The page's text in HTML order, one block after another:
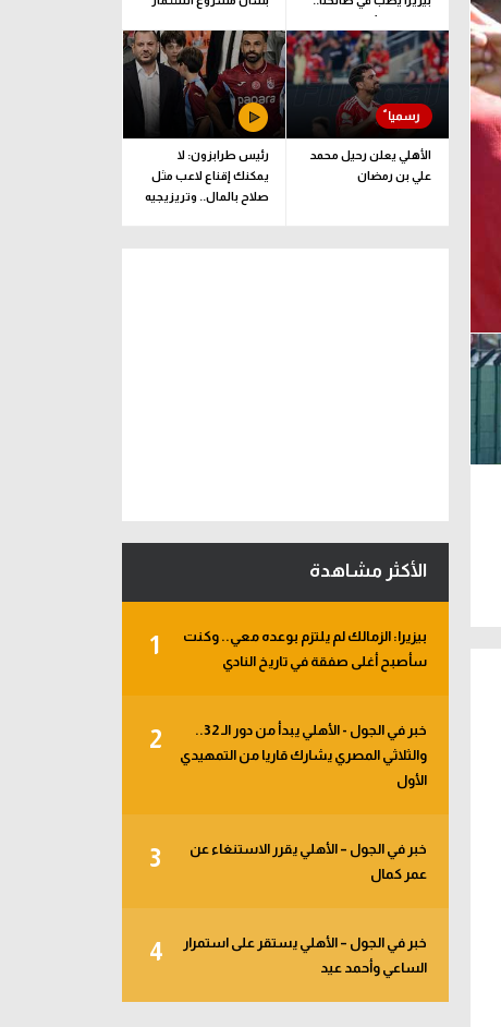
وقرارنا نهائي
الأهلي يعلن رحيل محمد
علي بن رمضان
رئيس طرابزون: لا
يمكنك إقناع لاعب مثل
صلاح بالمال.. وتريزيجيه
الأكثر مشاهدة
1
بيزيرا: الزمالك لم يلتزم بوعده معي.. وكنت
سأصبح أغلى صفقة في تاريخ النادي
2
خبر في الجول - الأهلي يبدأ من دور الـ 32..
والثلاثي المصري يشارك قاريا من التمهيدي
الأول
3
خبر في الجول – الأهلي يقرر الاستنغاء عن
عمر كمال
4
خبر في الجول – الأهلي يستقر على استمرار
الساعي وأحمد عيد